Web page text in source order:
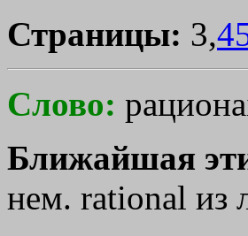
Страницы: 3,
Слово:
Ближайшая
нем. rational из